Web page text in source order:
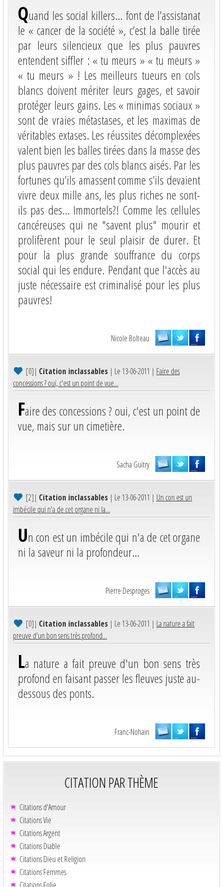
Quand les social killers… font de l’assistanat
le « cancer de la société », c’est la balle tirée
par leurs silencieux que les plus pauvres
entendent siffler : « tu meurs » « tu meurs »
« tu meurs » ! Les meilleurs tueurs en cols
blancs doivent mériter leurs gages, et savoir
protéger leurs gains. Les « minimas sociaux »
sont de vraies métastases, et les maximas de
véritables extases. Les réussites décomplexées
valent bien les balles tirées dans la masse des
plus pauvres par des cols blancs aisés. Par les
fortunes qu’ils amassent comme s’ils devaient
vivre deux mille ans, les plus riches ne sont-
ils pas des… Immortels?! Comme les cellules
cancéreuses qui ne "savent plus" mourir et
prolifèrent pour le seul plaisir de durer. Et
pour la plus grande souffrance du corps
social qui les endure. Pendant que l'accès au
juste nécessaire est criminalisé pour les plus
pauvres!
Nicole Bolteau
[0]| Citation inclassables | Le 13-06-2011 | Faire des
concessions ? oui, c'est un point de vue...
Faire des concessions ? oui, c'est un point de
vue, mais sur un cimetière.
Sacha Guitry
[2]| Citation inclassables | Le 13-06-2011 | Un con est un
imbécile qui n'a de cet organe ni la...
Un con est un imbécile qui n'a de cet organe
ni la saveur ni la profondeur...
Pierre Desproges
[0]| Citation inclassables | Le 13-06-2011 | La nature a fait
preuve d'un bon sens très profond...
La nature a fait preuve d'un bon sens très
profond en faisant passer les fleuves juste au-
dessous des ponts.
Franc-Nohain
CITATION PAR THÈME
Citations d'Amour
Citations Vie
Citations Argent
Citations Diable
Citations Dieu et Religion
Citations Femmes
Citations Folie